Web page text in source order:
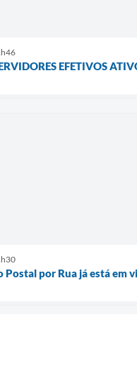
EFETIVOS
Postal por Rua já está em